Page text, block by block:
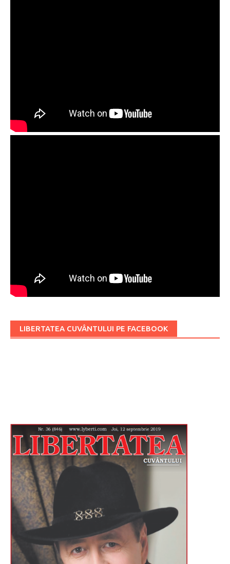
LIBERTATEA CUVÂNTULUI PE FACEBOOK